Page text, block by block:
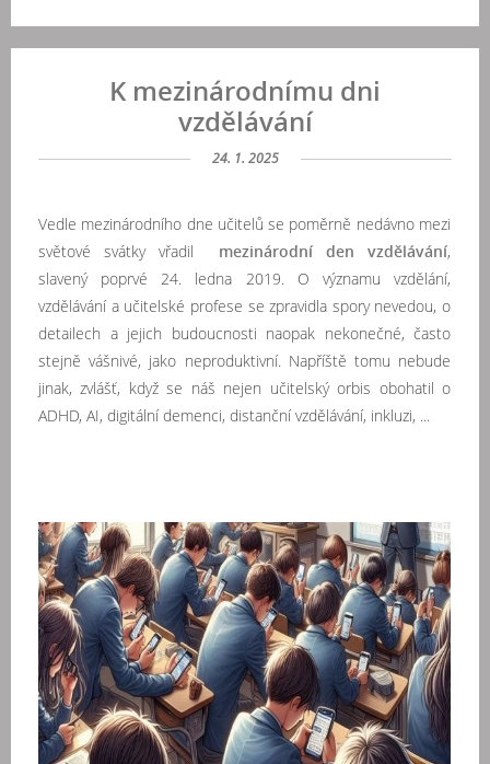
K mezinárodnímu dni
vzdělávání
24. 1. 2025
Vedle mezinárodního dne učitelů se poměrně nedávno mezi
světové svátky vřadil mezinárodní den vzdělávání,
slavený poprvé 24. ledna 2019. O významu vzdělání,
vzdělávání a učitelské profese se zpravidla spory nevedou, o
detailech a jejich budoucnosti naopak nekonečné, často
stejně vášnivé, jako neproduktivní. Napříště tomu nebude
jinak, zvlášť, když se náš nejen učitelský orbis obohatil o
ADHD, AI, digitální demenci, distanční vzdělávání, inkluzi, ...